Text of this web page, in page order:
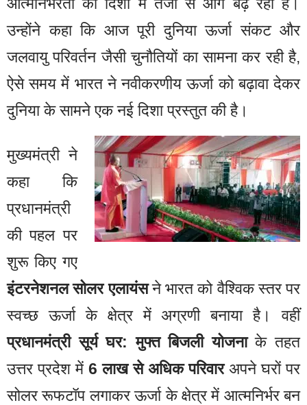
उन्होंने कहा कि आज पूरी दुनिया ऊर्जा संकट और
जलवायु परिवर्तन जैसी चुनौतियों का सामना कर रही है,
ऐसे समय में भारत ने नवीकरणीय ऊर्जा को बढ़ावा देकर
दुनिया के सामने एक नई दिशा प्रस्तुत की है।
मुख्यमंत्री ने
कहा कि
प्रधानमंत्री
की पहल पर
शुरू किए गए
इंटरनेशनल सोलर एलायंसने भारत को वैश्विक स्तर पर
स्वच्छ ऊर्जा के क्षेत्र में अग्रणी बनाया है। वहीं
प्रधानमंत्री सूर्य घर: मुफ्त बिजली योजनाके तहत
उत्तर प्रदेश में 6 लाख से अधिक परिवारअपने घरों पर
सोलर रूफटॉप लगाकर ऊर्जा के क्षेत्र में आत्मनिर्भर बन